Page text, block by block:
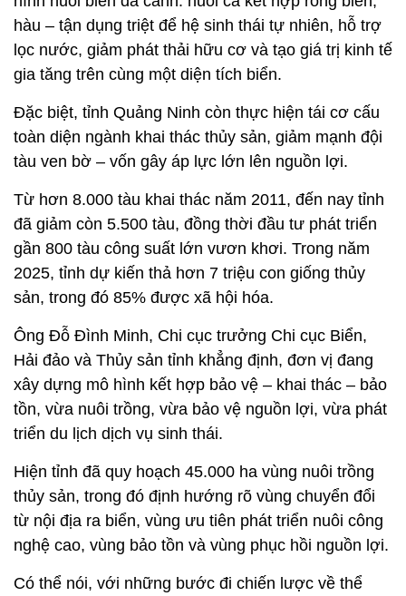
hàu – tận dụng triệt để hệ sinh thái tự nhiên, hỗ trợ
lọc nước, giảm phát thải hữu cơ và tạo giá trị kinh tế
gia tăng trên cùng một diện tích biển.
Đặc biệt, tỉnh Quảng Ninh còn thực hiện tái cơ cấu
toàn diện ngành khai thác thủy sản, giảm mạnh đội
tàu ven bờ – vốn gây áp lực lớn lên nguồn lợi.
Từ hơn 8.000 tàu khai thác năm 2011, đến nay tỉnh
đã giảm còn 5.500 tàu, đồng thời đầu tư phát triển
gần 800 tàu công suất lớn vươn khơi. Trong năm
2025, tỉnh dự kiến thả hơn 7 triệu con giống thủy
sản, trong đó 85% được xã hội hóa.
Ông Đỗ Đình Minh, Chi cục trưởng Chi cục Biển,
Hải đảo và Thủy sản tỉnh khẳng định, đơn vị đang
xây dựng mô hình kết hợp bảo vệ – khai thác – bảo
tồn, vừa nuôi trồng, vừa bảo vệ nguồn lợi, vừa phát
triển du lịch dịch vụ sinh thái.
Hiện tỉnh đã quy hoạch 45.000 ha vùng nuôi trồng
thủy sản, trong đó định hướng rõ vùng chuyển đổi
từ nội địa ra biển, vùng ưu tiên phát triển nuôi công
nghệ cao, vùng bảo tồn và vùng phục hồi nguồn lợi.
Có thể nói, với những bước đi chiến lược về thể